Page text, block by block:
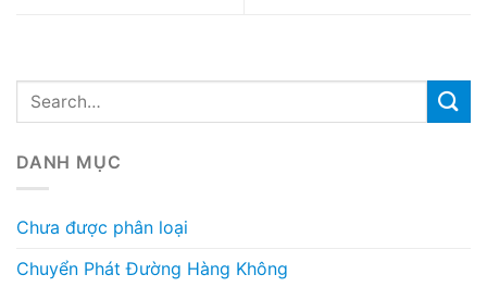
DANH MỤC
Chưa được phân loại
Chuyển Phát Đường Hàng Không